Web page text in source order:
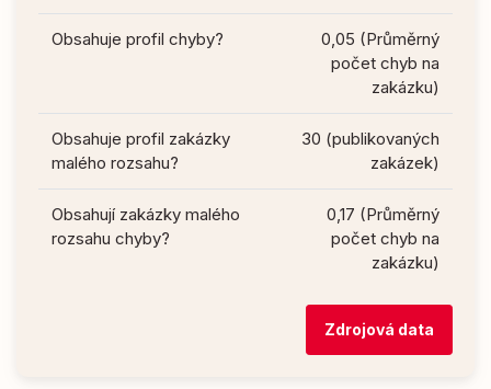
Obsahuje profil chyby?
0,05 (Průměrný
počet chyb na
zakázku)
Obsahuje profil zakázky
malého rozsahu?
30 (publikovaných
zakázek)
Obsahují zakázky malého
rozsahu chyby?
0,17 (Průměrný
počet chyb na
zakázku)
Zdrojová data